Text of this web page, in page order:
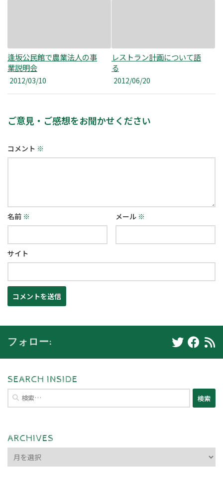
逢坂公民館で農業法人の事
業説明会
2012/03/10
レストラン計画について語
る
2012/06/20
ご意見・ご感想をお聞かせください
コメント ※
名前 ※ メール ※
サイト
フォロー:
SEARCH INSIDE
検
索:
ARCHIVES
ARCHIVES